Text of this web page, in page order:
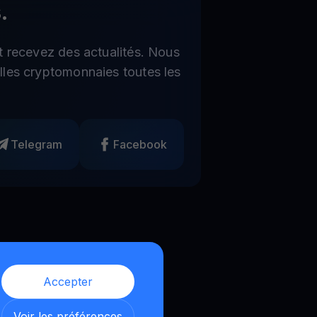
Accepter
recevez des actualités. Nous
cryptomonnaies toutes les
Telegram Facebook